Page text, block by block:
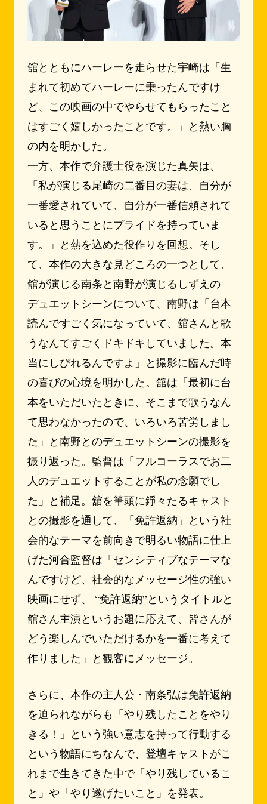
舘とともにハーレーを走らせた宇崎は「生
まれて初めてハーレーに乗ったんですけ
ど、この映画の中でやらせてもらったこと
はすごく嬉しかったことです。」と熱い胸
の内を明かした。
一方、本作で弁護士役を演じた真矢は、
「私が演じる尾崎の二番目の妻は、自分が
一番愛されていて、自分が一番信頼されて
いると思うことにプライドを持っていま
す。」と熱を込めた役作りを回想。そし
て、本作の大きな見どころの一つとして、
舘が演じる南条と南野が演じるしずえの
デュエットシーンについて、南野は「台本
読んですごく気になっていて、舘さんと歌
うなんてすごくドキドキしていました。本
当にしびれるんですよ」と撮影に臨んだ時
の喜びの心境を明かした。舘は「最初に台
本をいただいたときに、そこまで歌うなん
て思わなかったので、いろいろ苦労しまし
た」と南野とのデュエットシーンの撮影を
振り返った。監督は「フルコーラスでお二
人のデュエットすることが私の念願でし
た」と補足。舘を筆頭に錚々たるキャスト
との撮影を通して、「免許返納」という社
会的なテーマを前向きで明るい物語に仕上
げた河合監督は「センシティブなテーマな
んですけど、社会的なメッセージ性の強い
映画にせず、 “免許返納”というタイトルと
舘さん主演というお題に応えて、皆さんが
どう楽しんでいただけるかを一番に考えて
作りました」と観客にメッセージ。
さらに、本作の主人公・南条弘は免許返納
を迫られながらも「やり残したことをやり
きる！」という強い意志を持って行動する
という物語にちなんで、登壇キャストがこ
れまで生きてきた中で「やり残しているこ
と」や「やり遂げたいこと」を発表。